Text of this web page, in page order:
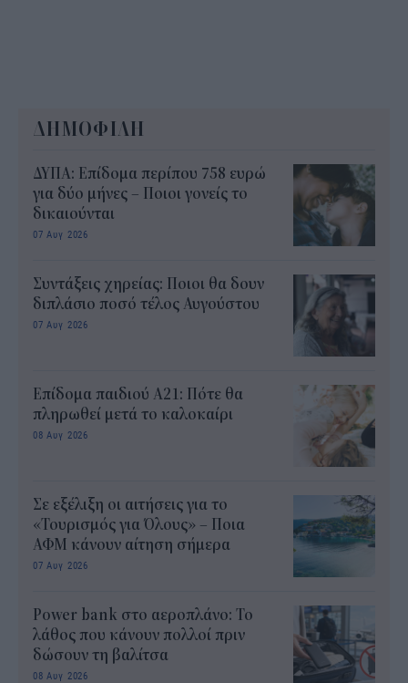
ΔΗΜΟΦΙΛΗ
ΔΥΠΑ: Επίδομα περίπου 758 ευρώ
για δύο μήνες – Ποιοι γονείς το
δικαιούνται
07 Αυγ 2026
Συντάξεις χηρείας: Ποιοι θα δουν
διπλάσιο ποσό τέλος Αυγούστου
07 Αυγ 2026
Επίδομα παιδιού Α21: Πότε θα
πληρωθεί μετά το καλοκαίρι
08 Αυγ 2026
Σε εξέλιξη οι αιτήσεις για το
«Τουρισμός για Όλους» – Ποια
ΑΦΜ κάνουν αίτηση σήμερα
07 Αυγ 2026
Power bank στο αεροπλάνο: Το
λάθος που κάνουν πολλοί πριν
δώσουν τη βαλίτσα
08 Αυγ 2026